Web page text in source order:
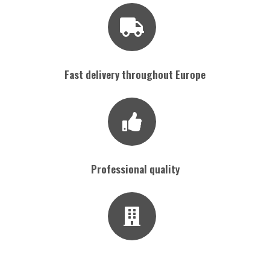
Fast delivery throughout Europe
Professional quality